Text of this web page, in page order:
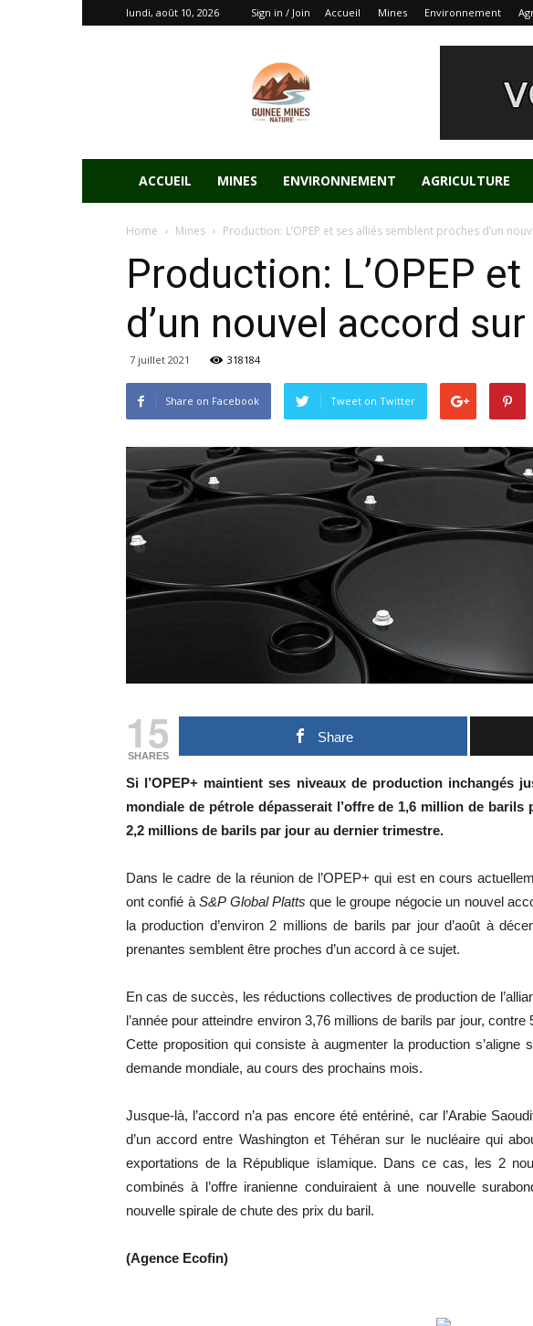
lundi, août 10, 2026 Sign in / Join Accueil Mines Environnement
ACCUEIL MINES ENVIRONNEMENT AGRICULTURE
Home Mines Production: L’OPEP et ses alliés semblent proches d’un
Production: L’OPEP
d’un nouvel accord
7 juillet 2021 318184
Share on Facebook Tweet on Twitter
15
SHARES
Share
Si l’OPEP+ maintient ses niveaux de production inchangés
mondiale de pétrole dépasserait l’offre de 1,6 million de
2,2 millions de barils par jour au dernier trimestre.
Dans le cadre de la réunion de l’OPEP+ qui est en cours
ont confié àS&P Global Platts que le groupe négocie un nouvel
la production d’environ 2 millions de barils par jour d’août à
prenantes semblent être proches d’un accord à ce sujet.
En cas de succès, les réductions collectives de production de
l’année pour atteindre environ 3,76 millions de barils par jour,
Cette proposition qui consiste à augmenter la production
demande mondiale, au cours des prochains mois.
Jusque-là, l’accord n’a pas encore été entériné, car l’Arabie
d’un accord entre Washington et Téhéran sur le nucléaire qui
exportations de la République islamique. Dans ce cas, les 2
combinés à l’offre iranienne conduiraient à une nouvelle
nouvelle spirale de chute des prix du baril.
(Agence Ecofin)